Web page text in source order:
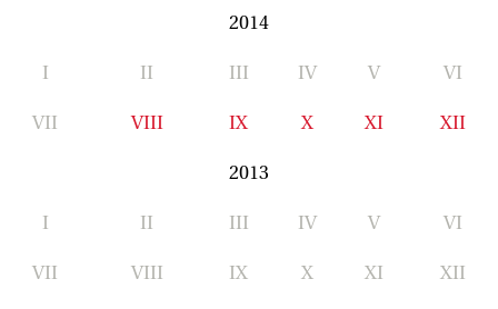
2014
I II III IV V VI
VII VIII IX X XI XII
2013
I II III IV V VI
VII VIII IX X XI XII